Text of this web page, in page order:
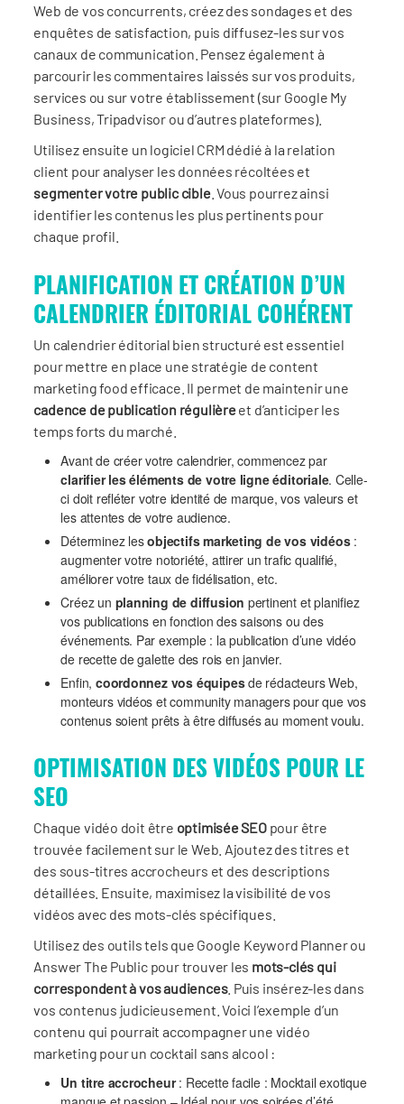
Web de vos concurrents, créez des sondages et des
enquêtes de satisfaction, puis diffusez-les sur vos
canaux de communication. Pensez également à
parcourir les commentaires laissés sur vos produits,
services ou sur votre établissement (sur Google My
Business, Tripadvisor ou d’autres plateformes).
Utilisez ensuite un logiciel CRM dédié à la relation
client pour analyser les données récoltées et
segmenter votre public cible. Vous pourrez ainsi
identifier les contenus les plus pertinents pour
chaque profil.
PLANIFICATION ET CRÉATION D’UN
CALENDRIER ÉDITORIAL COHÉRENT
Un calendrier éditorial bien structuré est essentiel
pour mettre en place une stratégie de content
marketing food efficace. Il permet de maintenir une
cadence de publication régulièreet d’anticiper les
temps forts du marché.
Avant de créer votre calendrier, commencez par
clarifier les éléments de votre ligne éditoriale. Celle-
ci doit refléter votre identité de marque, vos valeurs et
les attentes de votre audience.
Déterminez lesobjectifs marketing de vos vidéos :
augmenter votre notoriété, attirer un trafic qualifié,
améliorer votre taux de fidélisation, etc.
Créez un planning de diffusion pertinent et planifiez
vos publications en fonction des saisons ou des
événements. Par exemple : la publication d’une vidéo
de recette de galette des rois en janvier.
Enfin, coordonnez vos équipesde rédacteurs Web,
monteurs vidéos et community managers pour que vos
contenus soient prêts à être diffusés au moment voulu.
OPTIMISATION DES VIDÉOS POUR LE
SEO
Chaque vidéo doit être optimisée SEOpour être
trouvée facilement sur le Web. Ajoutez des titres et
des sous-titres accrocheurs et des descriptions
détaillées. Ensuite, maximisez la visibilité de vos
vidéos avec des mots-clés spécifiques.
Utilisez des outils tels que Google Keyword Planner ou
Answer The Public pour trouver les mots-clés qui
correspondent à vos audiences. Puis insérez-les dans
vos contenus judicieusement. Voici l’exemple d’un
contenu qui pourrait accompagner une vidéo
marketing pour un cocktail sans alcool :
Un titre accrocheur: Recette facile : Mocktail exotique